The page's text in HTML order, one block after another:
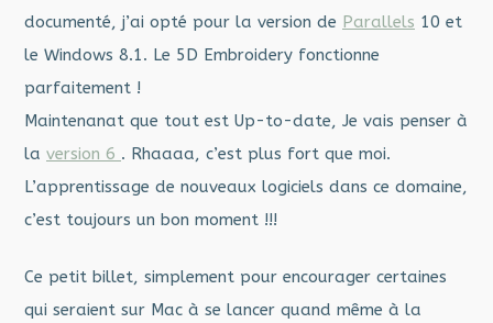
documenté, j’ai opté pour la version de Parallels 10 et
le Windows 8.1. Le 5D Embroidery fonctionne
parfaitement !
Maintenanat que tout est Up-to-date, Je vais penser à
la version 6 . Rhaaaa, c’est plus fort que moi.
L’apprentissage de nouveaux logiciels dans ce domaine,
c’est toujours un bon moment !!!
Ce petit billet, simplement pour encourager certaines
qui seraient sur Mac à se lancer quand même à la